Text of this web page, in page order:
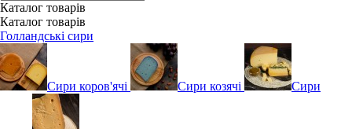
Каталог товарів
Каталог товарів
Голландські сири
Сири коров'ячі Сири козячі Сири